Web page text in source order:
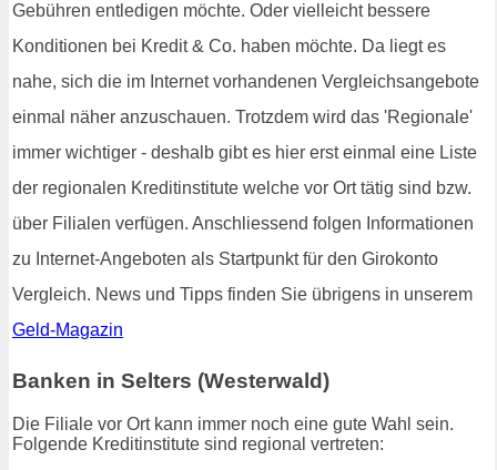
Gebühren entledigen möchte. Oder vielleicht bessere
Konditionen bei Kredit & Co. haben möchte. Da liegt es
nahe, sich die im Internet vorhandenen Vergleichsangebote
einmal näher anzuschauen. Trotzdem wird das 'Regionale'
immer wichtiger - deshalb gibt es hier erst einmal eine Liste
der regionalen Kreditinstitute welche vor Ort tätig sind bzw.
über Filialen verfügen. Anschliessend folgen Informationen
zu Internet-Angeboten als Startpunkt für den Girokonto
Vergleich. News und Tipps finden Sie übrigens in unserem
Geld-Magazin
Banken in Selters (Westerwald)
Die Filiale vor Ort kann immer noch eine gute Wahl sein.
Folgende Kreditinstitute sind regional vertreten: